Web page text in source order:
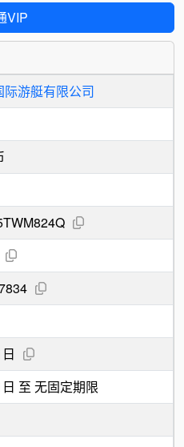
VIP
游艇有限公司
至 无固定期限